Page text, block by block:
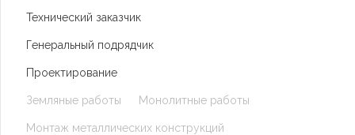
Технический заказчик
Генеральный подрядчик
Проектирование
Земляные работы Монолитные работы
Монтаж металлических конструкций